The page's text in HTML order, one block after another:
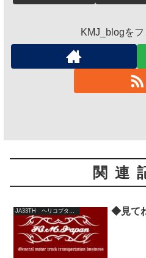
KMJ_blogを
関連
JA33TH ヘリコプター日記 ◆見て